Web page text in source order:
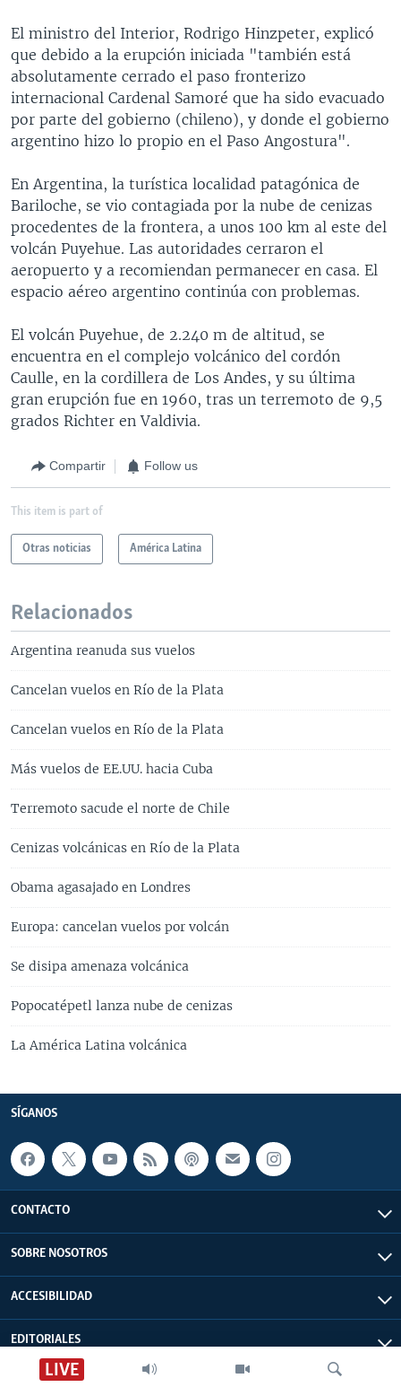
LIVE
El ministro del Interior, Rodrigo Hinzpeter, explicó
que debido a la erupción iniciada "también está
absolutamente cerrado el paso fronterizo
internacional Cardenal Samoré que ha sido evacuado
por parte del gobierno (chileno), y donde el gobierno
argentino hizo lo propio en el Paso Angostura".
En Argentina, la turística localidad patagónica de
Bariloche, se vio contagiada por la nube de cenizas
procedentes de la frontera, a unos 100 km al este del
volcán Puyehue. Las autoridades cerraron el
aeropuerto y a recomiendan permanecer en casa. El
espacio aéreo argentino continúa con problemas.
El volcán Puyehue, de 2.240 m de altitud, se
encuentra en el complejo volcánico del cordón
Caulle, en la cordillera de Los Andes, y su última
gran erupción fue en 1960, tras un terremoto de 9,5
grados Richter en Valdivia.
Compartir Follow us
This item is part of
Otras noticias América Latina
Relacionados
Argentina reanuda sus vuelos
Cancelan vuelos en Río de la Plata
Cancelan vuelos en Río de la Plata
Más vuelos de EE.UU. hacia Cuba
Terremoto sacude el norte de Chile
Cenizas volcánicas en Río de la Plata
Obama agasajado en Londres
Europa: cancelan vuelos por volcán
Se disipa amenaza volcánica
Popocatépetl lanza nube de cenizas
La América Latina volcánica
SÍGANOS
CONTACTO
SOBRE NOSOTROS
ACCESIBILIDAD
EDITORIALES